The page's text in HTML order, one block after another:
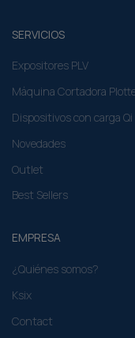
SERVICIOS
Expositores PLV
Máquina Cortadora
Dispositivos con carga Qi
Novedades
Outlet
Best Sellers
EMPRESA
¿Quiénes somos?
Ksix
Contact